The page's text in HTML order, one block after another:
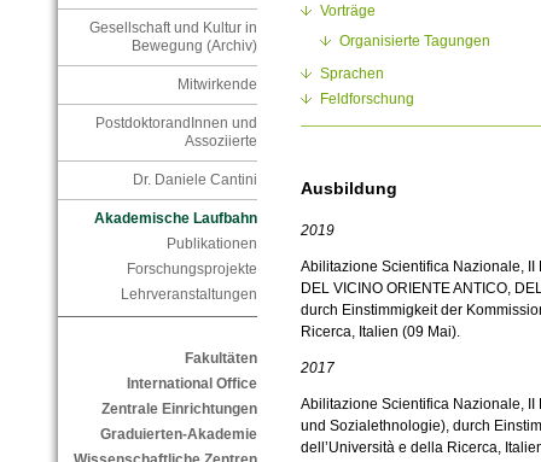
Gesellschaft und Kultur in
Bewegung (Archiv)
Mitwirkende
PostdoktorandInnen und
Assoziierte
Dr. Daniele Cantini
Akademische Laufbahn
Publikationen
Forschungsprojekte
Lehrveranstaltungen
Fakultäten
International Office
Zentrale Einrichtungen
Graduierten-Akademie
Vorträge
Organisierte Tagungen
Sprachen
Feldforschung
Ausbildung
2019
Abilitazione Scientifica Nazionale, II
DEL VICINO ORIENTE ANTICO,
durch Einstimmigkeit der
Ricerca, Italien (09 Mai).
2017
Abilitazione Scientifica Nazionale, II
und Sozialethnologie), durch
dell’Università e della Ricerca,